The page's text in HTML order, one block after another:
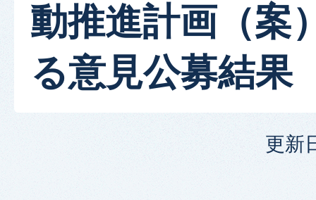
動推進計画（案
る意見公募結果
更新